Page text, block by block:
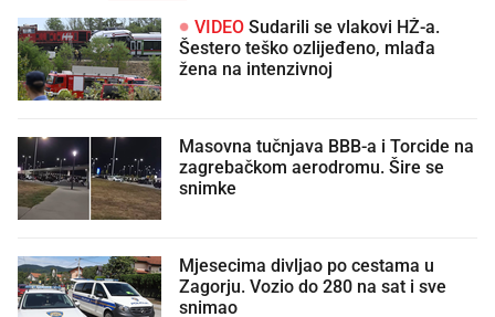
VIDEO
Šestero teško ozlijeđeno, mlađa
žena na intenzivnoj
Masovna tučnjava BBB-a i Torcide na
zagrebačkom aerodromu. Šire se
snimke
Mjesecima divljao po cestama u
Zagorju. Vozio do 280 na sat i sve
snimao